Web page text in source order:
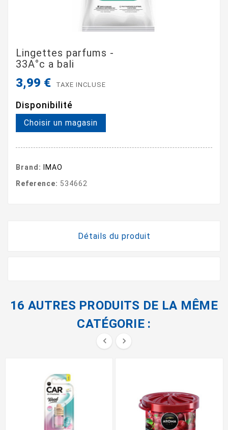
Lingettes parfums -
33A°c a bali
3,99 € TAXE INCLUSE
Disponibilité
Choisir un magasin
Brand:
IMAO
Reference: 534662
Détails du produit
16 AUTRES PRODUITS DE LA MÊME
CATÉGORIE :
 